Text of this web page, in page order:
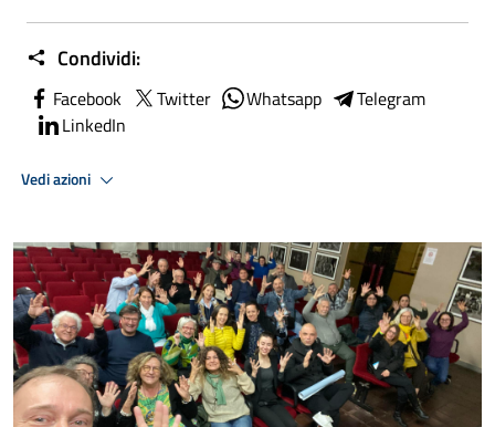
Condividi:
Facebook Twitter Whatsapp
Telegram
LinkedIn
Vedi azioni